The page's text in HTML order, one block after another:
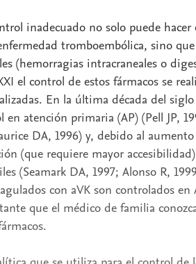
inadecuado no solo puede hacer
tromboembólica, sino
(hemorragias intracraneales o
el control de estos fármacos se
En la última década del
en atención primaria (AP) (Pell JP,
DA, 1996) y, debido al
(que requiere mayor
(Seamark DA, 1997; Alonso R,
con aVK son controlados en
que el médico de familia